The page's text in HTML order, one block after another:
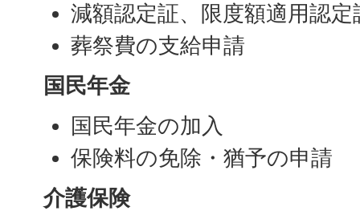
減額認定証、限度額適用認
葬祭費の支給申請
国民年金
国民年金の加入
保険料の免除・猶予の申請
介護保険